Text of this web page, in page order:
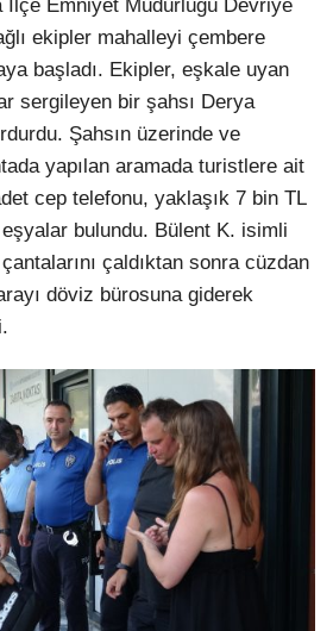
İlçe Emniyet Müdürlüğü Devriye
ekipler mahalleyi çembere
başladı. Ekipler, eşkale uyan
sergileyen bir şahsı Derya
Şahsın üzerinde ve
yapılan aramada turistlere ait
cep telefonu, yaklaşık 7 bin TL
bulundu. Bülent K. isimli
çaldıktan sonra cüzdan
döviz bürosuna giderek